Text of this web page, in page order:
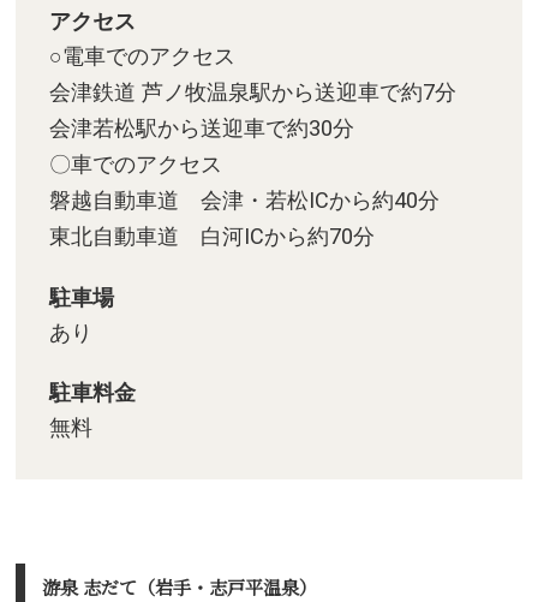
アクセス
○電車でのアクセス
会津鉄道 芦ノ牧温泉駅から送迎車で約7分
会津若松駅から送迎車で約30分
〇車でのアクセス
磐越自動車道 会津・若松ICから約40分
東北自動車道 白河ICから約70分
駐車場
あり
駐車料金
無料
游泉 志だて（岩手・志戸平温泉）